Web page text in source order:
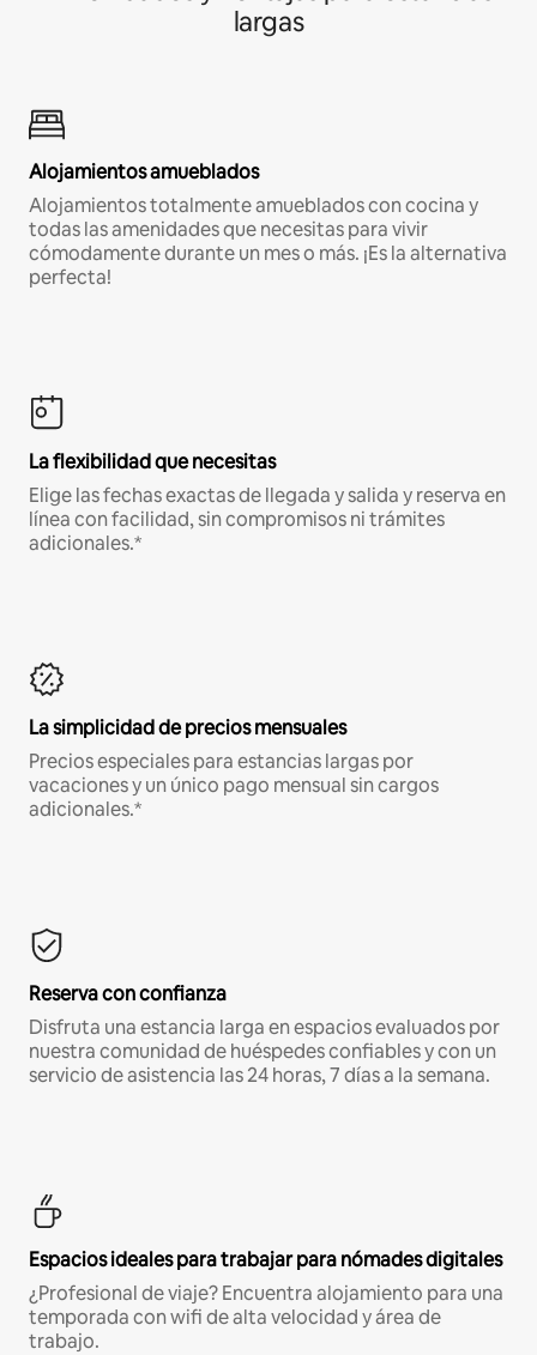
largas
Alojamientos amueblados
Alojamientos totalmente amueblados con cocina y
todas las amenidades que necesitas para vivir
cómodamente durante un mes o más. ¡Es la alternativa
perfecta!
La flexibilidad que necesitas
Elige las fechas exactas de llegada y salida y reserva en
línea con facilidad, sin compromisos ni trámites
adicionales.*
La simplicidad de precios mensuales
Precios especiales para estancias largas por
vacaciones y un único pago mensual sin cargos
adicionales.*
Reserva con confianza
Disfruta una estancia larga en espacios evaluados por
nuestra comunidad de huéspedes confiables y con un
servicio de asistencia las 24 horas, 7 días a la semana.
Espacios ideales para trabajar para nómades digitales
¿Profesional de viaje? Encuentra alojamiento para una
temporada con wifi de alta velocidad y área de
trabajo.